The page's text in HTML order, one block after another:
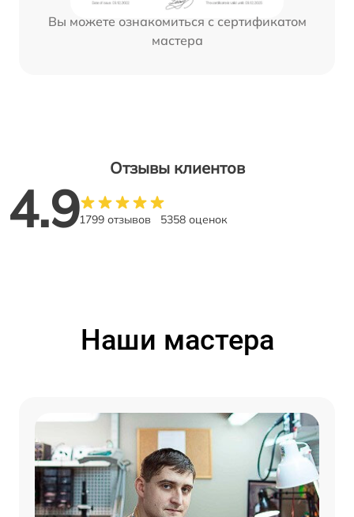
Вы можете ознакомиться с сертификатом
мастера
Отзывы клиентов
4.91799 отзывов 5358 оценок
Наши мастера